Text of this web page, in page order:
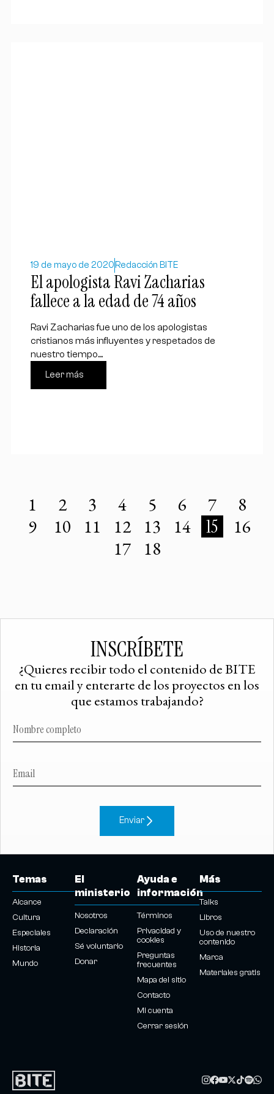
19 de mayo de 2020 Redacción BITE
El apologista Ravi Zacharias
fallece a la edad de 74 años
Ravi Zacharias fue uno de los apologistas
cristianos más influyentes y respetados de
nuestro tiempo....
Leer más
1 2 3 4 5 6 7
8
9
10 11 12 13 14 15
16
17
18
INSCRÍBETE
¿Quieres recibir todo el contenido de BITE
en tu email y enterarte de los proyectos en los
que estamos trabajando?
Enviar
Temas
Alcance
Cultura
Especiales
Historia
Mundo
El
ministerio
Nosotros
Declaración
Sé voluntario
Donar
Ayuda e
información
Términos
Privacidad y
cookies
Preguntas
frecuentes
Mapa del sitio
Contacto
Mi cuenta
Cerrar sesión
Más
Talks
Libros
Uso de nuestro
contenido
Marca
Materiales gratis